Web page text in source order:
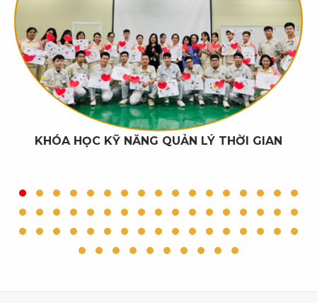
KHÓA HỌC KỸ NĂNG QUẢN LÝ THỜI GIAN